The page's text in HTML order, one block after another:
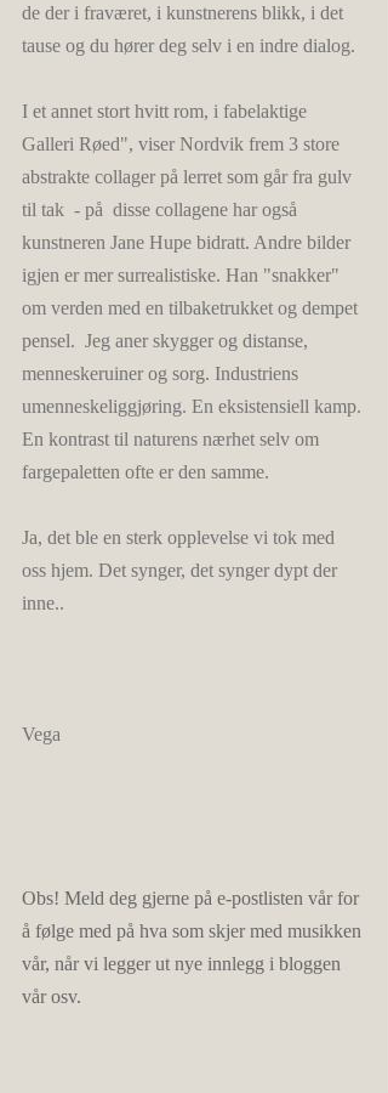
de der i fraværet, i kunstnerens blikk, i det
tause og du hører deg selv i en indre dialog.
I et annet stort hvitt rom, i fabelaktige
Galleri Røed", viser Nordvik frem 3 store
abstrakte collager på lerret som går fra gulv
til tak  - på  disse collagene har også
kunstneren Jane Hupe bidratt. Andre bilder
igjen er mer surrealistiske. Han "snakker"
om verden med en tilbaketrukket og dempet
pensel.  Jeg aner skygger og distanse,
menneskeruiner og sorg. Industriens
umenneskeliggjøring. En eksistensiell kamp.
En kontrast til naturens nærhet selv om
fargepaletten ofte er den samme.
Ja, det ble en sterk opplevelse vi tok med
oss hjem. Det synger, det synger dypt der
inne..
Vega
Obs! Meld deg gjerne på e-postlisten vår for
å følge med på hva som skjer med musikken
vår, når vi legger ut nye innlegg i bloggen
vår osv.